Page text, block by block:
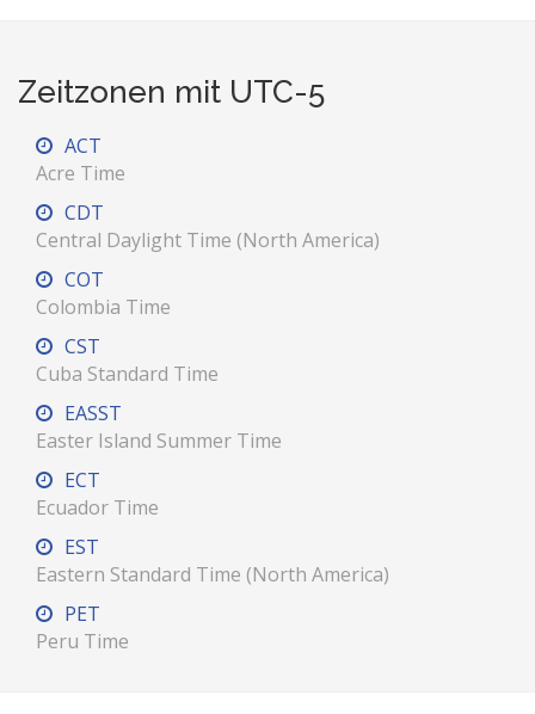
Zeitzonen mit UTC-5
ACT
Acre Time
CDT
Central Daylight Time (North America)
COT
Colombia Time
CST
Cuba Standard Time
EASST
Easter Island Summer Time
ECT
Ecuador Time
EST
Eastern Standard Time (North America)
PET
Peru Time